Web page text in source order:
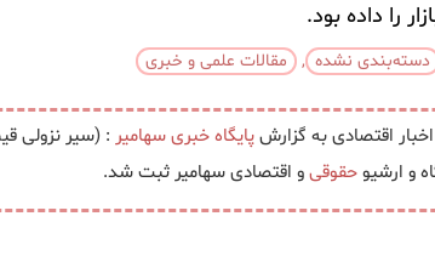
را داده بود.
دسته‌بندی نشده , مقالات علمی و خبری
اقتصادی به گزارشپایگاه خبریسهامیر : (سیر نزولی
و ارشیوحقوقیو اقتصادی سهامیر ثبت شد.